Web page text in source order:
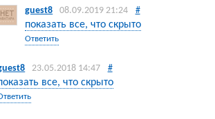
guest8 08.09.2019 21:24 #
показать все, что скрыто
Ответить
23.05.2018 14:47 #
все, что скрыто